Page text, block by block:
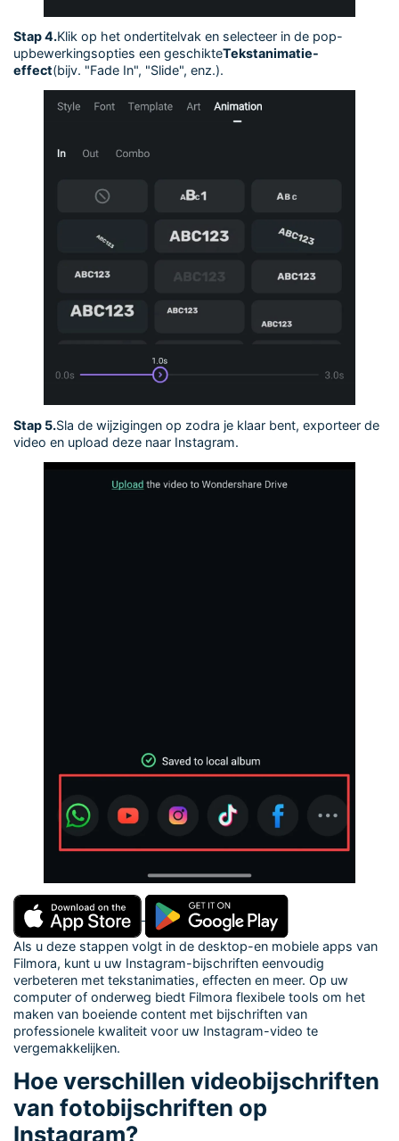
Stap 4.Klik op het ondertitelvak en selecteer in de pop-
upbewerkingsopties een geschikteTekstanimatie-
effect(bijv. "Fade In", "Slide", enz.).
Stap 5.Sla de wijzigingen op zodra je klaar bent, exporteer de
video en upload deze naar Instagram.
Als u deze stappen volgt in de desktop-en mobiele apps van
Filmora, kunt u uw Instagram-bijschriften eenvoudig
verbeteren met tekstanimaties, effecten en meer. Op uw
computer of onderweg biedt Filmora flexibele tools om het
maken van boeiende content met bijschriften van
professionele kwaliteit voor uw Instagram-video te
vergemakkelijken.
Hoe verschillen videobijschriften
van fotobijschriften op
Instagram?